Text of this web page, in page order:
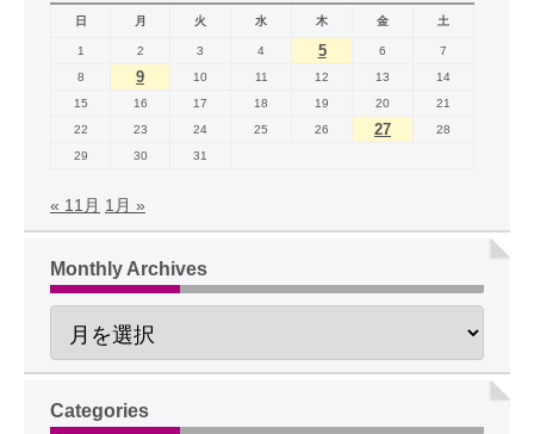
日 月 火 水 木 金 土
1 2 3 4 5 6
7
8
9 10 11 12 13
14
15
16 17 18 19 20
21
22
23 24 25 26 27
28
29
30 31
« 11月 1月 »
Monthly Archives
Categories